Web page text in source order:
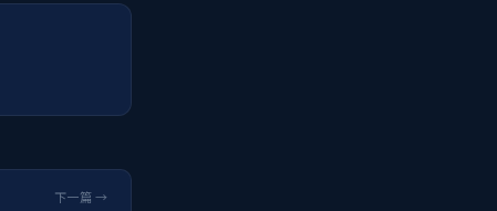
下一篇 →